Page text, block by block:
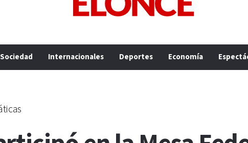
Sociedad Internacionales Deportes Economía